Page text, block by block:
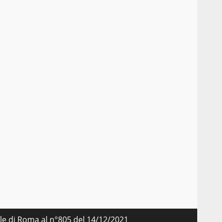
Roma al n°805 del 14/12/2021